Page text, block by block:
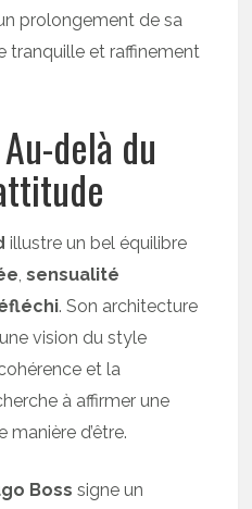
prolongement de sa
tranquille et raffinement
delà du
illustre un bel équilibre
,sensualité
. Son architecture
vision du style
et la
à affirmer une
manière d’être.
Boss signe un